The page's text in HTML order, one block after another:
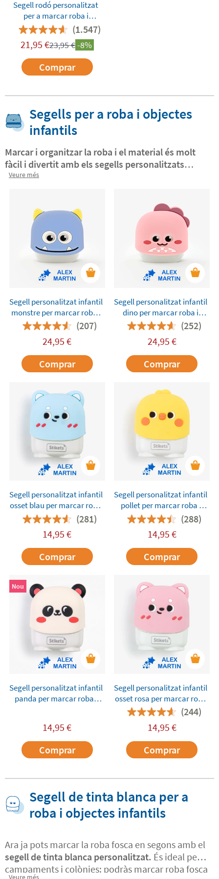
Segell rodó personalitzat
per a marcar roba i
objectes (1.547)
21,95 €23,95€-8%
Comprar
Segells per a roba i objectes
infantils
Marcar i organitzar la roba i el material és molt
fàcil i divertit amb els segells personalitzats
infantils amb forma d'animalets!
de manera ràpida, fàcil, duradora i divertida.
Veuràs com l'animalet del teu segell ho fa en un
obrir i tancar d'ulls.
Veure més
Segell personalitzat infantil
monstre per marcar roba i
objectes (207)
24,95 €
Comprar
Segell personalitzat infantil
dino per marcar roba i
objectes (252)
24,95 €
Comprar
Segell personalitzat infantil
osset blau per marcar roba
i objectes (281)
14,95 €
Comprar
Segell personalitzat infantil
pollet per marcar roba i
objectes (288)
14,95 €
Comprar
Nou
Segell personalitzat infantil
panda per marcar roba i
14,95 €
Comprar
Segell personalitzat infantil
osset rosa per marcar roba
i objectes (244)
14,95 €
Comprar
Segell de tinta blanca per a
roba i objectes infantils
Ara ja pots marcar la roba fosca en segons amb el
segell de tinta blanca personalitzat. És ideal per a
campaments i colònies: podràs marcar roba fosca
Veure més